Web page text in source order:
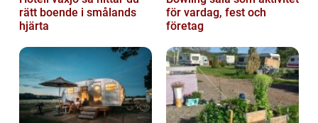
rätt boende i smålands
hjärta
för vardag, fest och
företag